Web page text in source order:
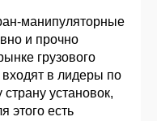
манипуляторные
и прочно
грузового
входят в лидеры по
установок,
этого есть